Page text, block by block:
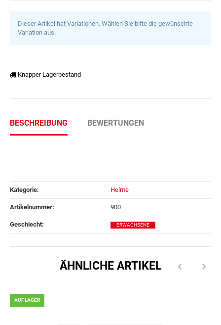
Dieser Artikel hat Variationen. Wählen Sie bitte die gewünschte
Variation aus.
Knapper Lagerbestand
BESCHREIBUNG BEWERTUNGEN
Kategorie: Helme
Artikelnummer: 900
Geschlecht‍: ERWACHSENE
ÄHNLICHE ARTIKEL
AUF LAGER